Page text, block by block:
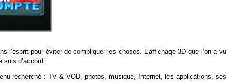
pour éviter de compliquer les choses. L’affichage 3D que l’on a vu
d’accord.
recherché : TV & VOD, photos, musique, Internet, les applications, ses